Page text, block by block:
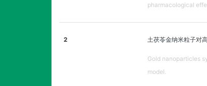
pharmacological
2 土茯苓金纳米粒子对
Gold nanoparticles
model.